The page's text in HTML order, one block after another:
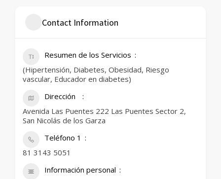
Contact Information
Resumen de los Servicios
(Hipertensión, Diabetes, Obesidad, Riesgo
vascular, Educador en diabetes)
Dirección
Avenida Las Puentes 222 Las Puentes Sector 2,
San Nicolás de los Garza
Teléfono 1
81 3143 5051
Información personal